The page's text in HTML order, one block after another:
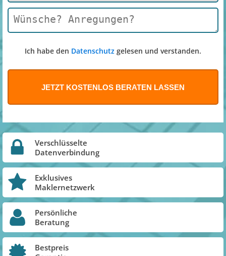
Ich habe den Datenschutz gelesen und verstanden.
Verschlüsselte
Datenverbindung
Exklusives
Maklernetzwerk
Persönliche
Beratung
Bestpreis